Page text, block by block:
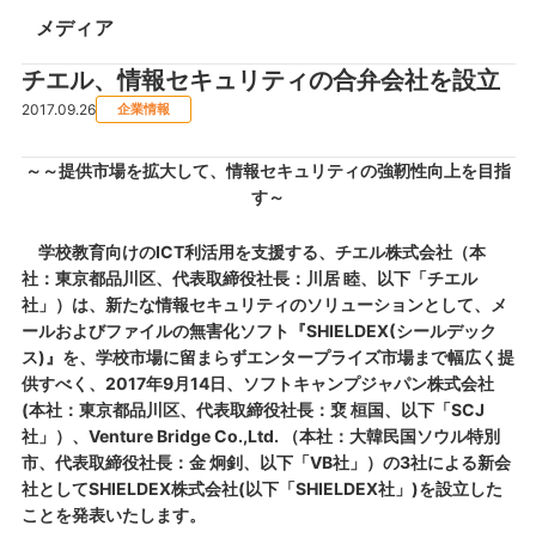
メディア
チエル、情報セキュリティの合弁会社を設立
2017.09.26 企業情報
～～提供市場を拡大して、情報セキュリティの強靭性向上を目指
す～
学校教育向けのICT利活用を支援する、チエル株式会社（本
社：東京都品川区、代表取締役社長：川居 睦、以下「チエル
社」）は、新たな情報セキュリティのソリューションとして、メ
ールおよびファイルの無害化ソフト『SHIELDEX(シールデック
ス)』を、学校市場に留まらずエンタープライズ市場まで幅広く提
供すべく、2017年9月14日、ソフトキャンプジャパン株式会社
(本社：東京都品川区、代表取締役社長：裵 桓国、以下「SCJ
社」）、Venture Bridge Co.,Ltd. （本社：大韓民国ソウル特別
市、代表取締役社長：金 炯釗、以下「VB社」）の3社による新会
社としてSHIELDEX株式会社(以下「SHIELDEX社」)を設立した
ことを発表いたします。